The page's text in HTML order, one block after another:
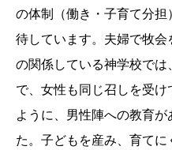
の体制（働き・子育て分
待しています。夫婦で牧
の関係している神学校では
で、女性も同じ召しを受
ように、男性陣への教育
た。子どもを産み、育て